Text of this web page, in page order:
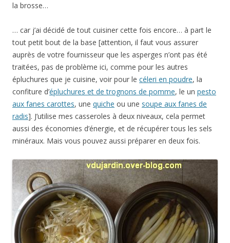
la brosse…
… car j’ai décidé de tout cuisiner cette fois encore… à part le
tout petit bout de la base [attention, il faut vous assurer
auprès de votre fournisseur que les asperges n’ont pas été
traitées, pas de problème ici, comme pour les autres
épluchures que je cuisine, voir pour le céleri en poudre, la
confiture d’épluchures et de trognons de pomme, le un pesto
aux fanes carottes, une quiche ou une soupe aux fanes de
radis]. J’utilise mes casseroles à deux niveaux, cela permet
aussi des économies d’énergie, et de récupérer tous les sels
minéraux. Mais vous pouvez aussi préparer en deux fois.